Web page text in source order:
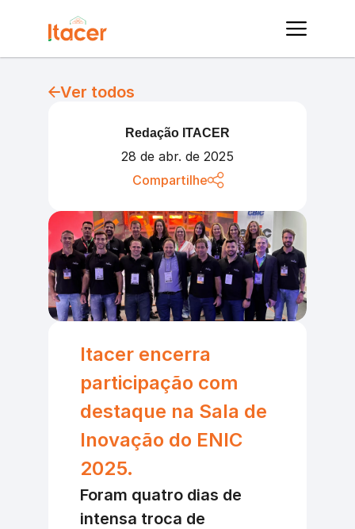
Redação ITACER
28 de abr. de 2025
Compartilhe
Itacer encerra
participação com
destaque na Sala de
Inovação do ENIC
2025.
Foram quatro dias de
intensa troca de
Ver todos